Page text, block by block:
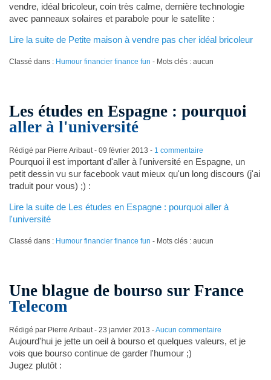
vendre, idéal bricoleur, coin très calme, dernière technologie
avec panneaux solaires et parabole pour le satellite :
Lire la suite de Petite maison à vendre pas cher idéal bricoleur
Classé dans : Humour financier finance fun - Mots clés : aucun
Les études en Espagne : pourquoi
aller à l'université
Rédigé par Pierre Aribaut - 09 février 2013 - 1 commentaire
Pourquoi il est important d'aller à l'université en Espagne, un
petit dessin vu sur facebook vaut mieux qu'un long discours (j'ai
traduit pour vous) ;) :
Lire la suite de Les études en Espagne : pourquoi aller à
l'université
Classé dans : Humour financier finance fun - Mots clés : aucun
Une blague de bourso sur France
Telecom
Rédigé par Pierre Aribaut - 23 janvier 2013 -Aucun commentaire
Aujourd'hui je jette un oeil à bourso et quelques valeurs, et je
vois que bourso continue de garder l'humour ;)
Jugez plutôt :